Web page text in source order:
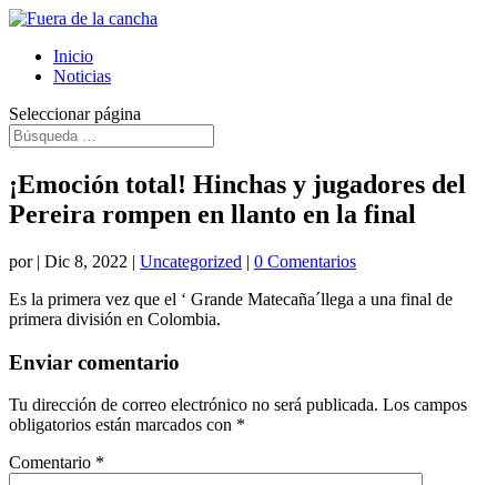
Inicio
Noticias
Seleccionar página
¡Emoción total! Hinchas y jugadores del
Pereira rompen en llanto en la final
por | Dic 8, 2022 | Uncategorized | 0 Comentarios
Es la primera vez que el ‘ Grande Matecaña´llega a una final de
primera división en Colombia.
Enviar comentario
Tu dirección de correo electrónico no será publicada. Los campos
obligatorios están marcados con *
Comentario *